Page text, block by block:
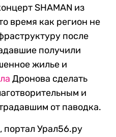
SHAMAN из
время как регион не
после
получили
жилье и
Дронова сделать
и
от паводка.
портал Урал56.ру